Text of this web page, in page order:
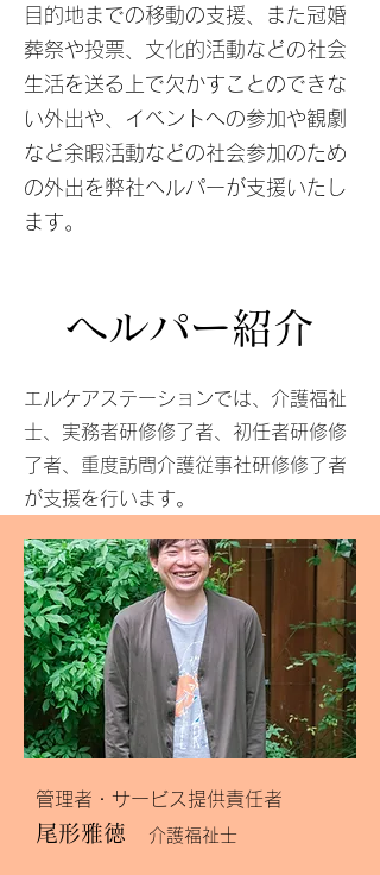
​目的地までの移動の支援、また冠婚
葬祭や投票、文化的活動などの社会
生活を送る上で欠かすことのできな
い外出や、イベントへの参加や観劇
など余暇活動などの社会参加のため
の外出を弊社ヘルパーが支援いたし
ます。
​ヘルパー紹介
エルケアステーションでは、介護福祉
士、実務者研修修了者、初任者研修修
了者、重度訪問介護従事社研修修了者
が支援を行います。
管理者・サービス提供責任者
尾形雅徳 介護福祉士